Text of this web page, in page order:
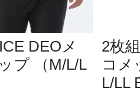
DEOメ
プ （M/L/L
2枚
コメ
L/LL